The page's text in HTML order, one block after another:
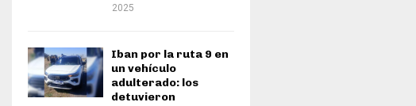
2025
Iban por la ruta 9 en
un vehículo
adulterado: los
detuvieron